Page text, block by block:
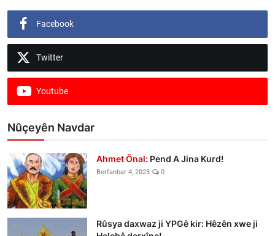
Facebook
Twitter
Youtube
Nûçeyên Navdar
Ahmet Önal: Pend A Jina Kurd!
Berfanbar 4, 2023 0
Rûsya daxwaz ji YPGê kir: Hêzên xwe ji